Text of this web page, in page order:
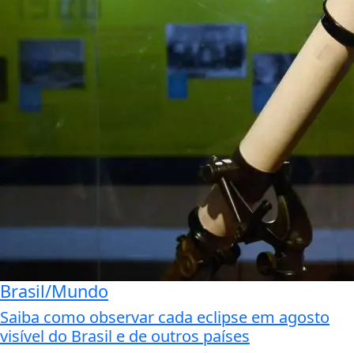
Brasil/Mundo
Saiba como observar cada eclipse em agosto
visível do Brasil e de outros países